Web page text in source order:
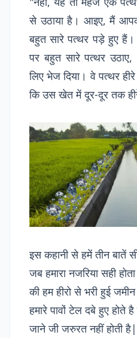
से उठाया है। आइए, मैं
बहुत सारे पत्थर पड़े हुए
पर बहुत सारे पत्थर
लिए भेज दिया। वे पत्थर हीरे
कि उस खेत में दूर-दूर तक
इस कहानी से हमें तीन बातें
जब हमारा नजरिया सही
की हम हीरो से भरी हुई
हमारे पावों टेल दबे हुए
जाने जी जरुरत नहीं होती है|